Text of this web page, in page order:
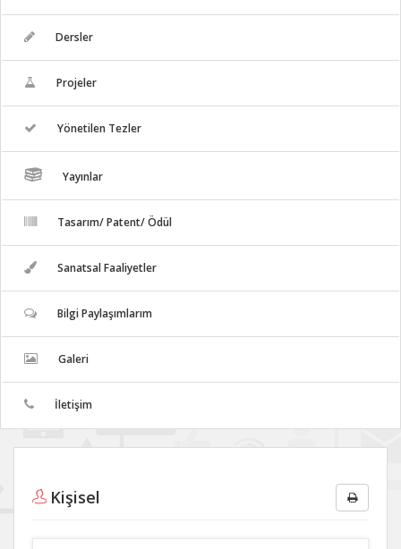
Dersler
Projeler
Yönetilen Tezler
Yayınlar
Tasarım/ Patent/ Ödül
Sanatsal Faaliyetler
Bilgi Paylaşımlarım
Galeri
İletişim
Kişisel